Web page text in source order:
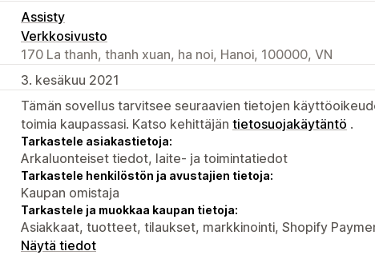
Assisty
Verkkosivusto
170 La thanh, thanh xuan, ha noi, Hanoi, 100000, VN
3. kesäkuu 2021
Tämän sovellus tarvitsee seuraavien tietojen
toimia kaupassasi. Katso kehittäjän tietosuojakäytäntö .
Tarkastele asiakastietoja:
Arkaluonteiset tiedot, laite- ja toimintatiedot
Tarkastele henkilöstön ja avustajien tietoja:
Kaupan omistaja
Tarkastele ja muokkaa kaupan tietoja:
Asiakkaat, tuotteet, tilaukset, markkinointi, Shopify
Näytä tiedot